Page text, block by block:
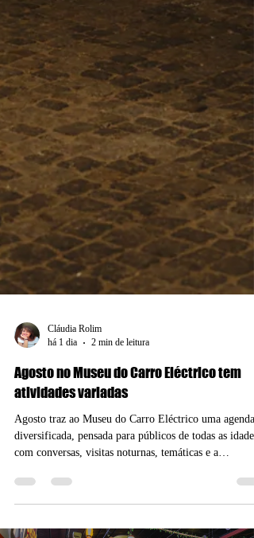
Cláudia Rolim
2 min de leitura
Agosto no Museu do Carro Eléctrico tem
atividades variadas
Agosto traz ao Museu do Carro Eléctrico uma agenda
diversificada, pensada para públicos de todas as